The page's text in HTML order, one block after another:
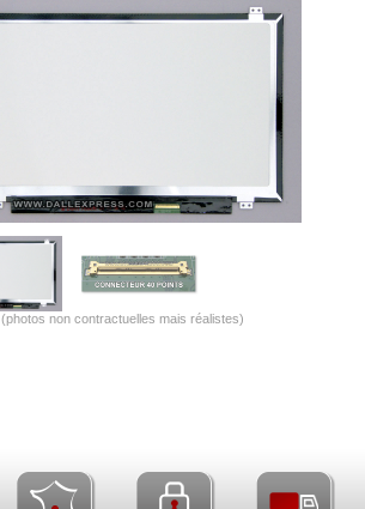
(photos non contractuelles mais réalistes)